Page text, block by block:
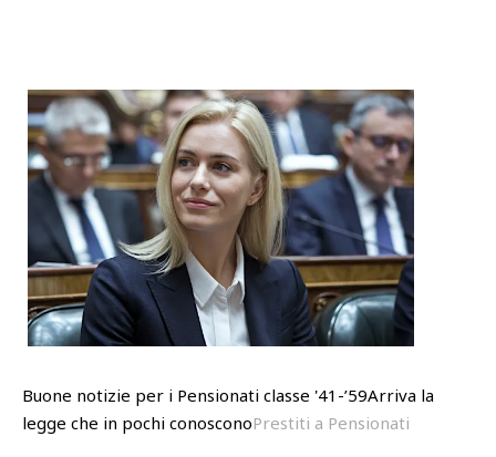
Buone notizie per i Pensionati classe '41-’59Arriva la
legge che in pochi conosconoPrestiti a Pensionati